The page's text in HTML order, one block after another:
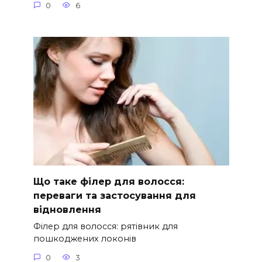
0 6
Що таке філер для волосся:
переваги та застосування для
відновлення
Філер для волосся: рятівник для
пошкоджених локонів
0 3